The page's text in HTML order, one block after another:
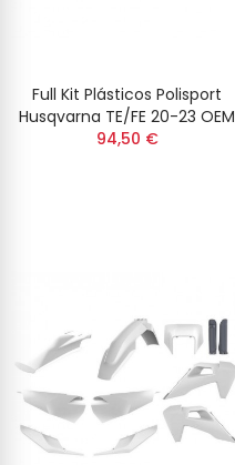
Full Kit Plásticos Polisport
Husqvarna TE/FE 20-23 OEM
94,50 €